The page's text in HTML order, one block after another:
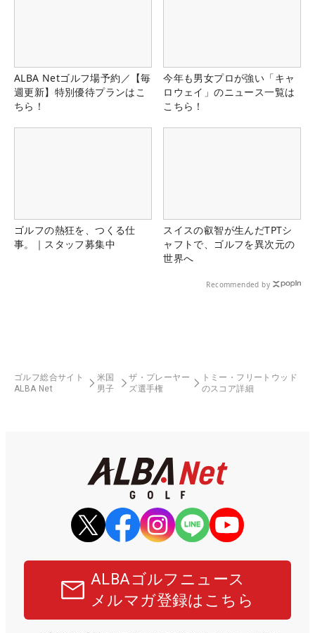
ALBA Netゴルフ場予約／【毎
週更新】特別優待プランはこ
ちら！
今年も男女プロが強い「キャ
ロウェイ」のニュース一覧は
こちら！
ゴルフの熱狂を、つくる仕
事。｜スタッフ募集中
スイスの叡智が生んだTPTシ
ャフトで、ゴルフを異次元の
世界へ
Recommended by
ゴルフ総合サイト
ALBA Net
米国
男子
ザ・プレーヤー
ズ選手権
トミー・フリートウッド
のスコア詳細
ALBAゴルフニュース
メルマガ登録はこちら